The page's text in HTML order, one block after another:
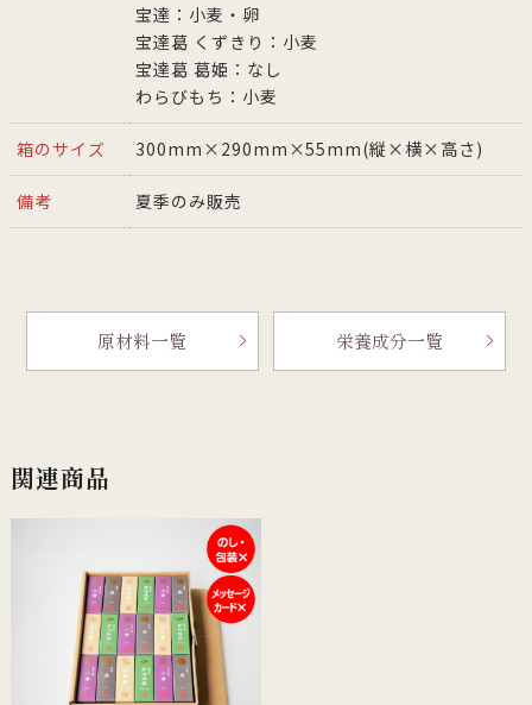
宝達：小麦・卵
宝達葛 くずきり：小麦
宝達葛 葛姫：なし
わらびもち：小麦
箱のサイズ 300mm×290mm×55mm(縦×横×高さ)
備考 夏季のみ販売
原材料一覧 栄養成分一覧
関連商品